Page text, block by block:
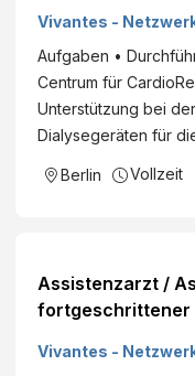
Vivantes -
Aufgaben •
Centrum für
Unterstützung bei
Dialysegeräten für
Berlin Vollzeit
Assistenzarzt /
fortgeschrittener
Vivantes -